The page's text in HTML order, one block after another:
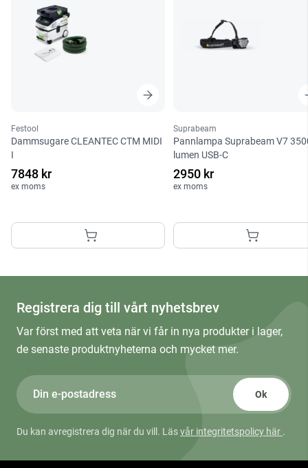
Festool
Dammsugare CLEANTEC CTM MIDI
I
7848 kr
ex moms
Suprabeam
Pannlampa Suprabeam V7
lumen USB-C
2950 kr
ex moms
Registrera dig till vårt nyhetsbrev
Var först med att veta när vi får in nya produkter i lager,
de senaste produktnyheterna och mycket mer.
Ok
Du kan avregistrera dig när du vill. Läsvår integritetspolicy här .